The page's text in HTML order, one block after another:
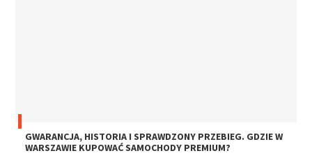
GWARANCJA, HISTORIA I SPRAWDZONY PRZEBIEG. GDZIE W
WARSZAWIE KUPOWAĆ SAMOCHODY PREMIUM?